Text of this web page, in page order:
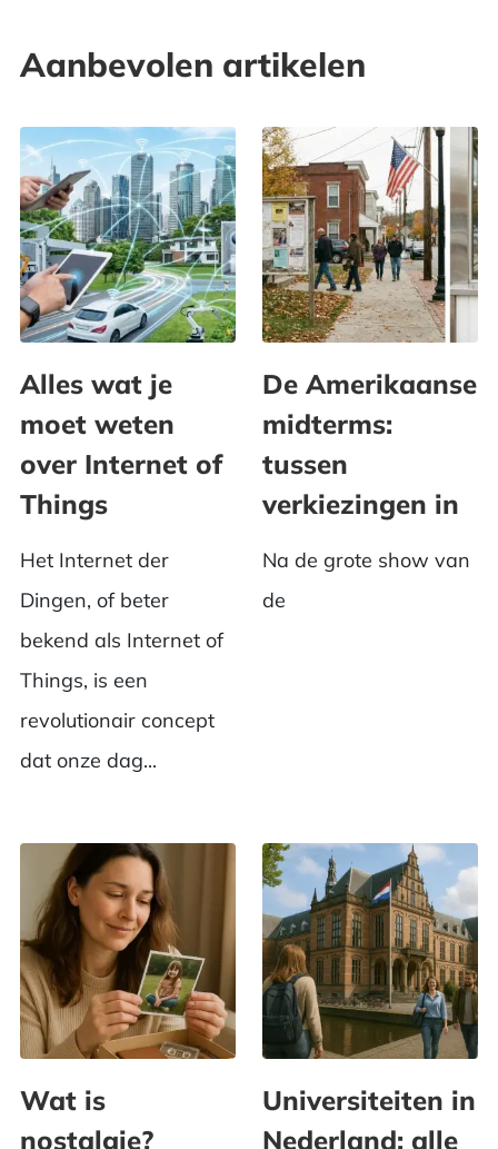
Aanbevolen artikelen
Alles wat je
moet weten
over Internet of
Things
Het Internet der
Dingen, of beter
bekend als Internet of
Things, is een
revolutionair concept
dat onze dag...
De Amerikaanse
midterms:
tussen
verkiezingen in
Na de grote show van
de
Wat is
nostalgie?
Universiteiten in
Nederland: alle